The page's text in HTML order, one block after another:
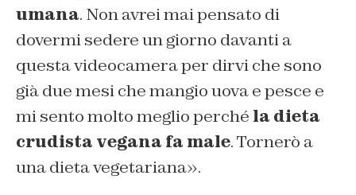
umana. Non avrei mai pensato di
dovermi sedere un giorno davanti a
questa videocamera per dirvi che sono
già due mesi che mangio uova e pesce e
mi sento molto meglio perché la dieta
crudista vegana fa male. Tornerò a
una dieta vegetariana».